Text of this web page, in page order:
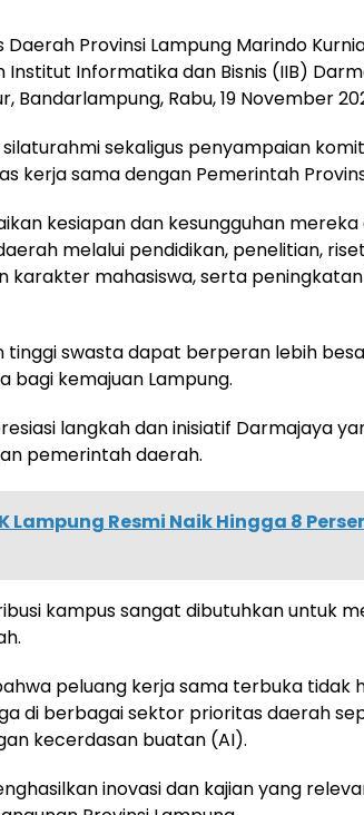
Daerah Provinsi Lampung Marindo
Institut Informatika dan Bisnis (IIB)
Bandarlampung, Rabu, 19 November
sekaligus penyampaian
kerja sama dengan Pemerintah
kesiapan dan kesungguhan
melalui pendidikan, penelitian,
karakter mahasiswa, serta
swasta dapat berperan lebih
bagi kemajuan Lampung.
langkah dan inisiatif Darmajaya
pemerintah daerah.
Lampung Resmi Naik Hingga 8
kampus sangat dibutuhkan untuk
peluang kerja sama terbuka tidak
di berbagai sektor prioritas daerah
kecerdasan buatan (AI).
inovasi dan kajian yang